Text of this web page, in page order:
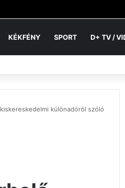
KÉKFÉNY SPORT D+ TV /
különadóról szóló